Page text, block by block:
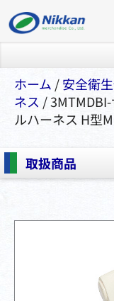
ホーム /安全衛
ネス /
ルハーネス H型
取扱商品